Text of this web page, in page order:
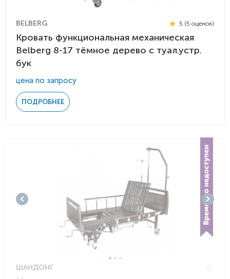
BELBERG 5 (5 оценок)
Кровать функциональная механическая
Belberg 8-17 тёмное дерево с туал.устр.
бук
цена по запросу
ПОДРОБНЕЕ
ШАНДОНГ